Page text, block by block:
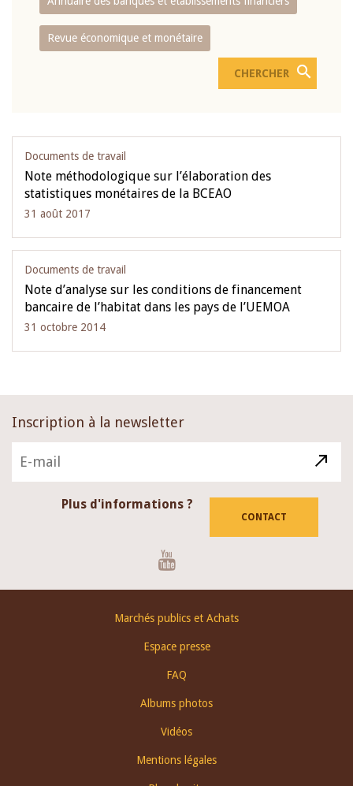
Revue économique et monétaire
Documents de travail
Note méthodologique sur l’élaboration des
statistiques monétaires de la BCEAO
31 août 2017
Documents de travail
Note d’analyse sur les conditions de financement
bancaire de l’habitat dans les pays de l’UEMOA
31 octobre 2014
Inscription à la newsletter
Plus d'informations ?
CONTACT
Marchés publics et Achats
Espace presse
FAQ
Albums photos
Vidéos
Mentions légales